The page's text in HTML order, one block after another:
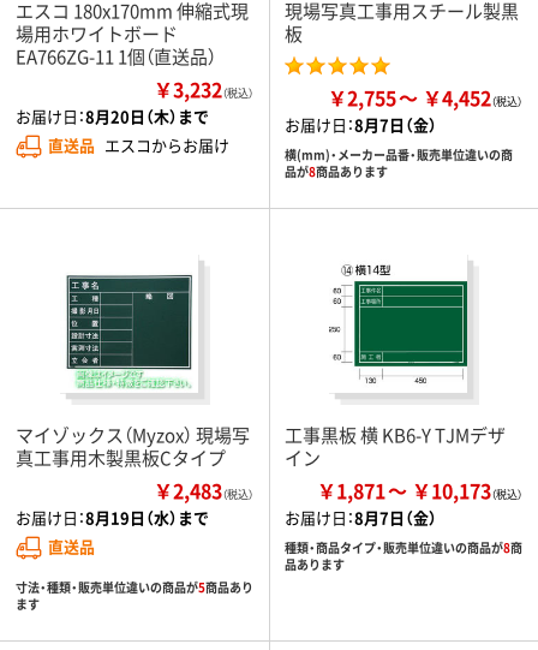
エスコ 180x170mm 伸縮式現
場用ホワイトボード
EA766ZG-11 1個（直送品）
￥3,232（税込）
お届け日：8月20日（木）まで
直送品 エスコからお届け
現場写真工事用スチール製黒
板
￥2,755 ￥4,452
お届け日：8月7日（金）
横(mm)・メーカー品番・販売単位違いの商
品が8商品あります
マイゾックス（Myzox） 現場写
真工事用木製黒板Cタイプ
￥2,483（税込）
お届け日：8月19日（水）まで
直送品
寸法・種類・販売単位違いの商品が5商品あり
ます
工事黒板 横 KB6-Y TJMデザ
イン
￥1,871 ￥10,173
お届け日：8月7日（金）
種類・商品タイプ・販売単位違いの商品が8商
品あります